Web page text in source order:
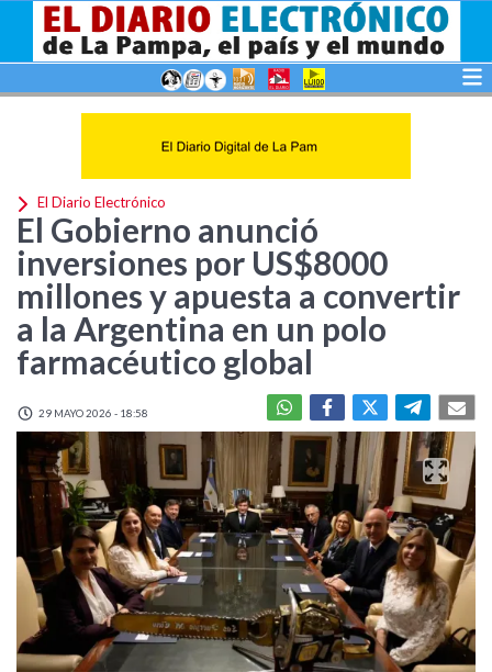
El Diario Electrónico
El Gobierno anunció
inversiones por US$8000
millones y apuesta a convertir
a la Argentina en un polo
farmacéutico global
29 MAYO 2026 - 18:58